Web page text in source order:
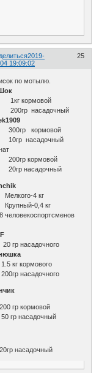
25
2019-
19:09:02
по мотылю.
кормовой
насадочный
кормовой
насадочный
кормовой
насадочный
4 кг
0,4 кг
человекоспортсменов
гр насадочного
кг кормового
насадочного
гр кормовой
гр насадочный
насадочный